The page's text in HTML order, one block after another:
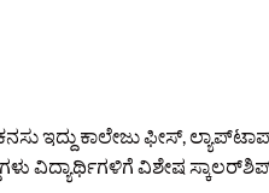
ಇದ್ದು ಕಾಲೇಜು ಫೀಸ್,
ವಿದ್ಯಾರ್ಥಿಗಳಿಗೆ ವಿಶೇಷ